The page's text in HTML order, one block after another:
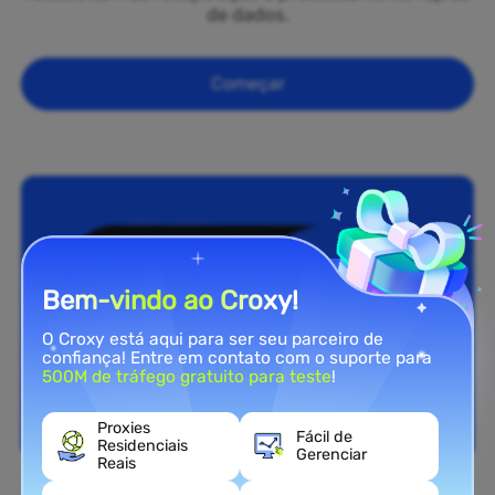
de dados.
Começar
Bem-vindo ao Croxy!
O Croxy está aqui para ser seu parceiro de
confiança! Entre em contato com o suporte para
500M de tráfego gratuito para teste!
Proxies
Residenciais
Reais
Fácil de
Gerenciar